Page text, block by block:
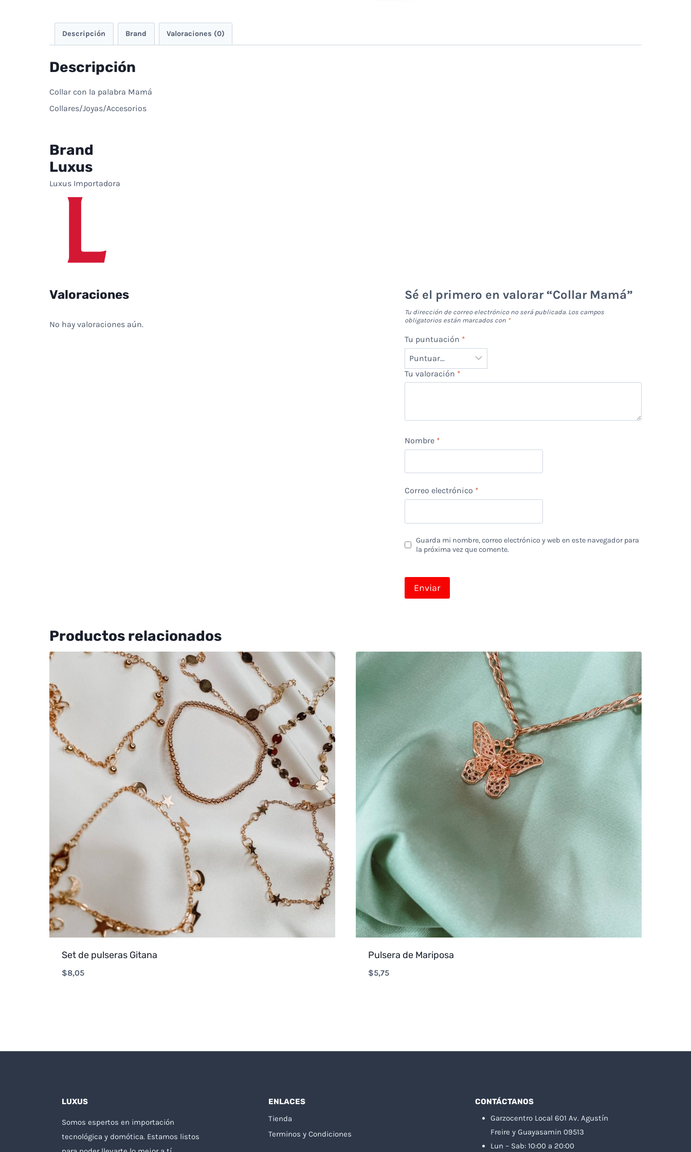
Descripción Brand Valoraciones (0)
Descripción
Collar con la palabra Mamá
Collares/Joyas/Accesorios
Brand
Luxus
Luxus Importadora
Valoraciones
No hay valoraciones aún.
Sé el primero en valorar “Collar Mamá”
Tu dirección de correo electrónico no será publicada. Los campos
obligatorios están marcados con *
Tu puntuación *
Tu valoración *
Nombre *
Correo electrónico *
Guarda mi nombre, correo electrónico y web en este navegador para
la próxima vez que comente.
Productos relacionados
Set de pulseras Gitana
$8,05
Pulsera de Mariposa
$5,75
LUXUS
Somos espertos en importación
tecnológica y domótica. Estamos listos
ENLACES
Tienda
Terminos y Condiciones
CONTÁCTANOS
Garzocentro Local 601 Av. Agustín
Freire y Guayasamin 09513
Lun – Sab: 10:00 a 20:00